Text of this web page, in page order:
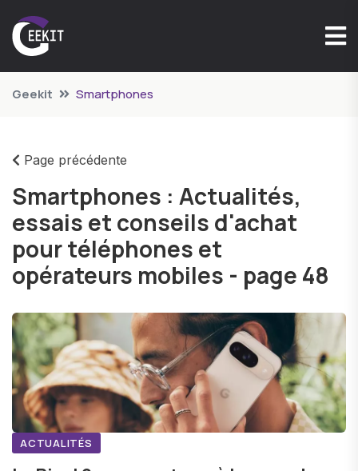
Geekit Smartphones
Page précédente
Smartphones : Actualités,
essais et conseils d'achat
pour téléphones et
opérateurs mobiles - page 48
ACTUALITÉS